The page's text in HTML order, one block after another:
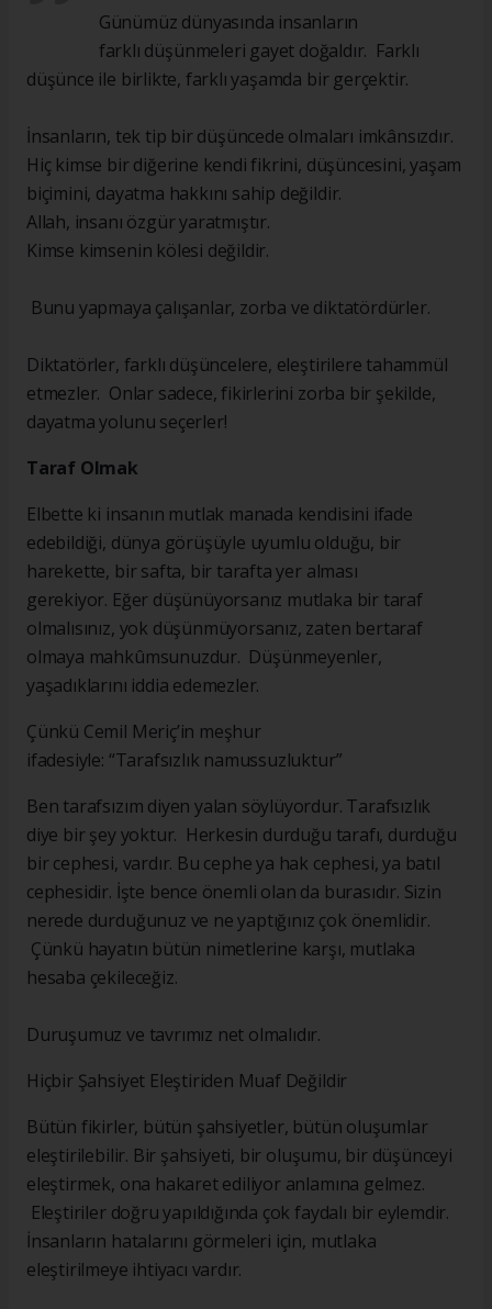
Günümüz dünyasında insanların
farklı düşünmeleri gayet doğaldır. Farklı
düşünce ile birlikte, farklı yaşamda bir gerçektir.
İnsanların, tek tip bir düşüncede olmaları imkânsızdır.
Hiç kimse bir diğerine kendi fikrini, düşüncesini, yaşam
biçimini, dayatma hakkını sahip değildir.
Allah, insanı özgür yaratmıştır.
Kimse kimsenin kölesi değildir.
Bunu yapmaya çalışanlar, zorba ve diktatördürler.
Diktatörler, farklı düşüncelere, eleştirilere tahammül
etmezler. Onlar sadece, fikirlerini zorba bir şekilde,
dayatma yolunu seçerler!
Taraf Olmak
Elbette ki insanın mutlak manada kendisini ifade
edebildiği, dünya görüşüyle uyumlu olduğu, bir
harekette, bir safta, bir tarafta yer alması
gerekiyor. Eğer düşünüyorsanız mutlaka bir taraf
olmalısınız, yok düşünmüyorsanız, zaten bertaraf
olmaya mahkûmsunuzdur. Düşünmeyenler,
yaşadıklarını iddia edemezler.
Çünkü Cemil Meriç’in meşhur
ifadesiyle: “Tarafsızlık namussuzluktur”
Ben tarafsızım diyen yalan söylüyordur. Tarafsızlık
diye bir şey yoktur. Herkesin durduğu tarafı, durduğu
bir cephesi, vardır. Bu cephe ya hak cephesi, ya batıl
cephesidir. İşte bence önemli olan da burasıdır. Sizin
nerede durduğunuz ve ne yaptığınız çok önemlidir.
Çünkü hayatın bütün nimetlerine karşı, mutlaka
hesaba çekileceğiz.
Duruşumuz ve tavrımız net olmalıdır.
Hiçbir Şahsiyet Eleştiriden Muaf Değildir
Bütün fikirler, bütün şahsiyetler, bütün oluşumlar
eleştirilebilir. Bir şahsiyeti, bir oluşumu, bir düşünceyi
eleştirmek, ona hakaret ediliyor anlamına gelmez.
Eleştiriler doğru yapıldığında çok faydalı bir eylemdir.
İnsanların hatalarını görmeleri için, mutlaka
eleştirilmeye ihtiyacı vardır.